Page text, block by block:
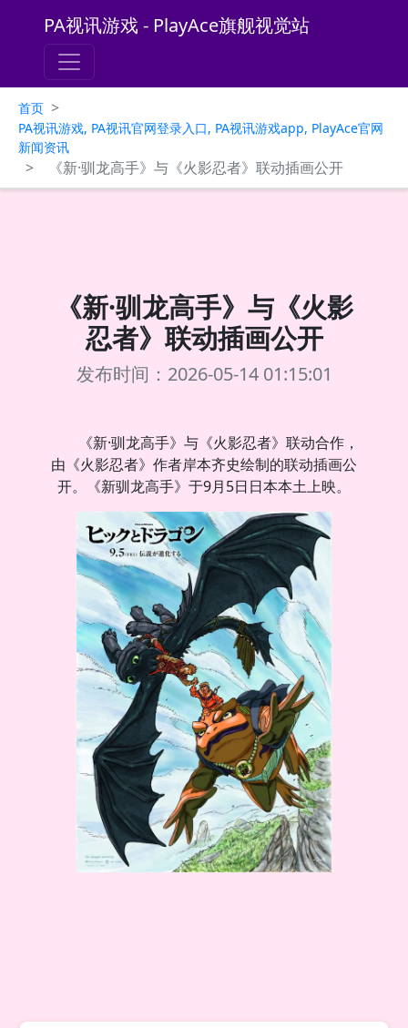
PA视讯游戏 - PlayAce旗舰视觉站
首页 >
PA视讯游戏, PA视讯官网登录入口, PA视讯游戏app, PlayAce官网
新闻资讯
> 《新·驯龙高手》与《火影忍者》联动插画公开
《新·驯龙高手》与《火影
忍者》联动插画公开
发布时间：2026-05-14 01:15:01
《新·驯龙高手》与《火影忍者》联动合作，
由《火影忍者》作者岸本齐史绘制的联动插画公
开。《新驯龙高手》于9月5日日本本土上映。